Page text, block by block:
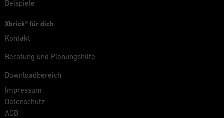
Beispiele
Xbrick® für dich
Kontakt
Beratung und Planungshilfe
Downloadbereich
Impressum
Datenschutz
AGB